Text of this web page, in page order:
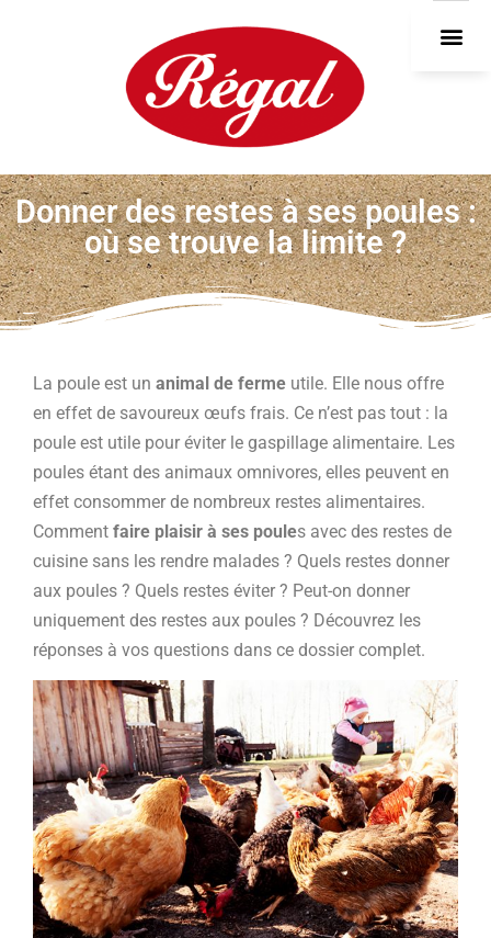
Donner des restes à ses poules :
où se trouve la limite ?
La poule est un animal de ferme utile. Elle nous offre
en effet de savoureux œufs frais. Ce n’est pas tout : la
poule est utile pour éviter le gaspillage alimentaire. Les
poules étant des animaux omnivores, elles peuvent en
effet consommer de nombreux restes alimentaires.
Comment faire plaisir à ses poules avec des restes de
cuisine sans les rendre malades ? Quels restes donner
aux poules ? Quels restes éviter ? Peut-on donner
uniquement des restes aux poules ? Découvrez les
réponses à vos questions dans ce dossier complet.